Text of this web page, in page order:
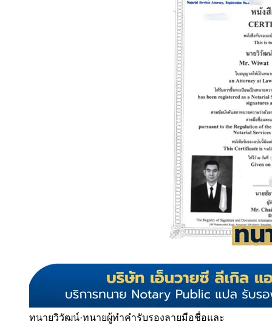
ทนายวิวัฒน์·ทนายผู้ทำคำรับรองลายมือชื่อและ